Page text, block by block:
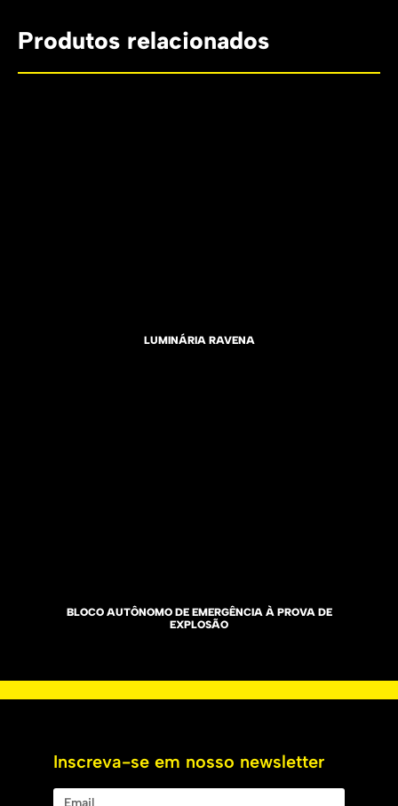
Produtos relacionados
LUMINÁRIA RAVENA
BLOCO AUTÔNOMO DE EMERGÊNCIA À PROVA DE
EXPLOSÃO
Inscreva-se em nosso newsletter